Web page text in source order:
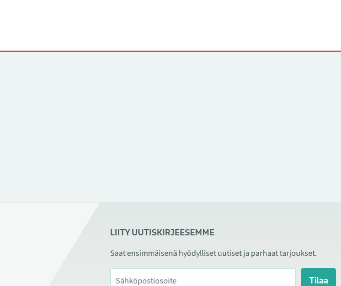
LIITY UUTISKIRJEESEMME
Saat ensimmäisenä hyödylliset uutiset ja parhaat tarjoukset.
Tilaa